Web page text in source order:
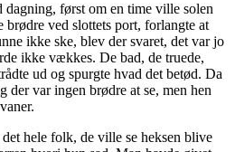
dagning, først om en time ville solen
brødre ved slottets port, forlangte at
ikke ske, blev der svaret, det var jo
ikke vækkes. De bad, de truede,
ud og spurgte hvad det betød. Da
der var ingen brødre at se, men hen
hele folk, de ville se heksen blive